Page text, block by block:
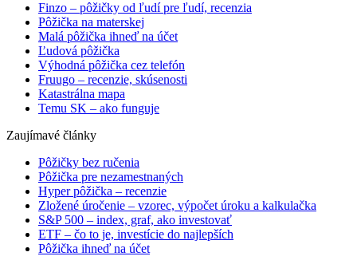
Finzo – pôžičky od ľudí pre ľudí, recenzia
Pôžička na materskej
Malá pôžička ihneď na účet
Ľudová pôžička
Výhodná pôžička cez telefón
Fruugo – recenzie, skúsenosti
Katastrálna mapa
Temu SK – ako funguje
Zaujímavé články
Pôžičky bez ručenia
Pôžička pre nezamestnaných
Hyper pôžička – recenzie
Zložené úročenie – vzorec, výpočet úroku a kalkulačka
S&P 500 – index, graf, ako investovať
ETF – čo to je, investície do najlepších
Pôžička ihneď na účet